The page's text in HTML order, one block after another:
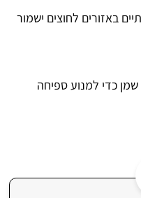
באזורים לחוצים ישמור
שמן כדי למנוע ספיחה